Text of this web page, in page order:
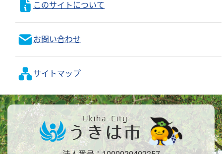
このサイトについて
お問い合わせ
サイトマップ